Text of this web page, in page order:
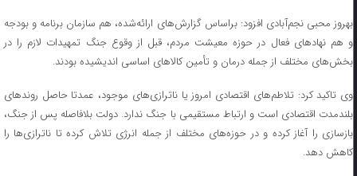
بهروز محبی نجم‌آبادی افزود: براساس گزارش‌های ارائه‌شده، هم سازمان برنامه و بودجه
و هم نهاد‌های فعال در حوزه معیشت مردم، قبل از وقوع جنگ تمهیدات لازم را در
بخش‌های مختلف از جمله درمان و تأمین کالا‌های اساسی اندیشیده بودند.
وی تاکید کرد: تلاطم‌های اقتصادی امروز یا ناترازی‌های موجود، عمدتا حاصل روند‌های
بلندمدت اقتصادی است و ارتباط مستقیمی با جنگ ندارد. دولت بلافاصله پس از جنگ،
بازسازی را آغاز کرده و در حوزه‌های مختلف از جمله انرژی تلاش کرده تا ناترازی‌ها را
کاهش دهد.